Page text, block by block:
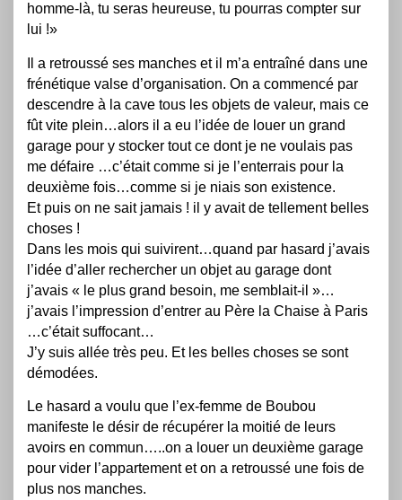
homme-là, tu seras heureuse, tu pourras compter sur
lui !»
Il a retroussé ses manches et il m’a entraîné dans une
frénétique valse d’organisation. On a commencé par
descendre à la cave tous les objets de valeur, mais ce
fût vite plein…alors il a eu l’idée de louer un grand
garage pour y stocker tout ce dont je ne voulais pas
me défaire …c’était comme si je l’enterrais pour la
deuxième fois…comme si je niais son existence.
Et puis on ne sait jamais ! il y avait de tellement belles
choses !
Dans les mois qui suivirent…quand par hasard j’avais
l’idée d’aller rechercher un objet au garage dont
j’avais « le plus grand besoin, me semblait-il »…
j’avais l’impression d’entrer au Père la Chaise à Paris
…c’était suffocant…
J’y suis allée très peu. Et les belles choses se sont
démodées.
Le hasard a voulu que l’ex-femme de Boubou
manifeste le désir de récupérer la moitié de leurs
avoirs en commun…..on a louer un deuxième garage
pour vider l’appartement et on a retroussé une fois de
plus nos manches.